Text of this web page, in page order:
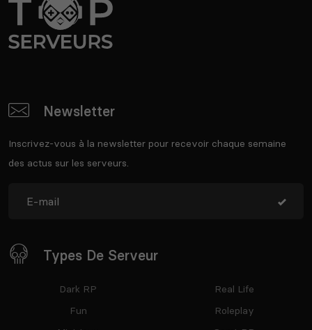
Newsletter
Inscrivez-vous à la newsletter pour recevoir chaque semaine
des actus sur les serveurs.
Types De Serveur
Dark RP
Fun
Real Life
Roleplay